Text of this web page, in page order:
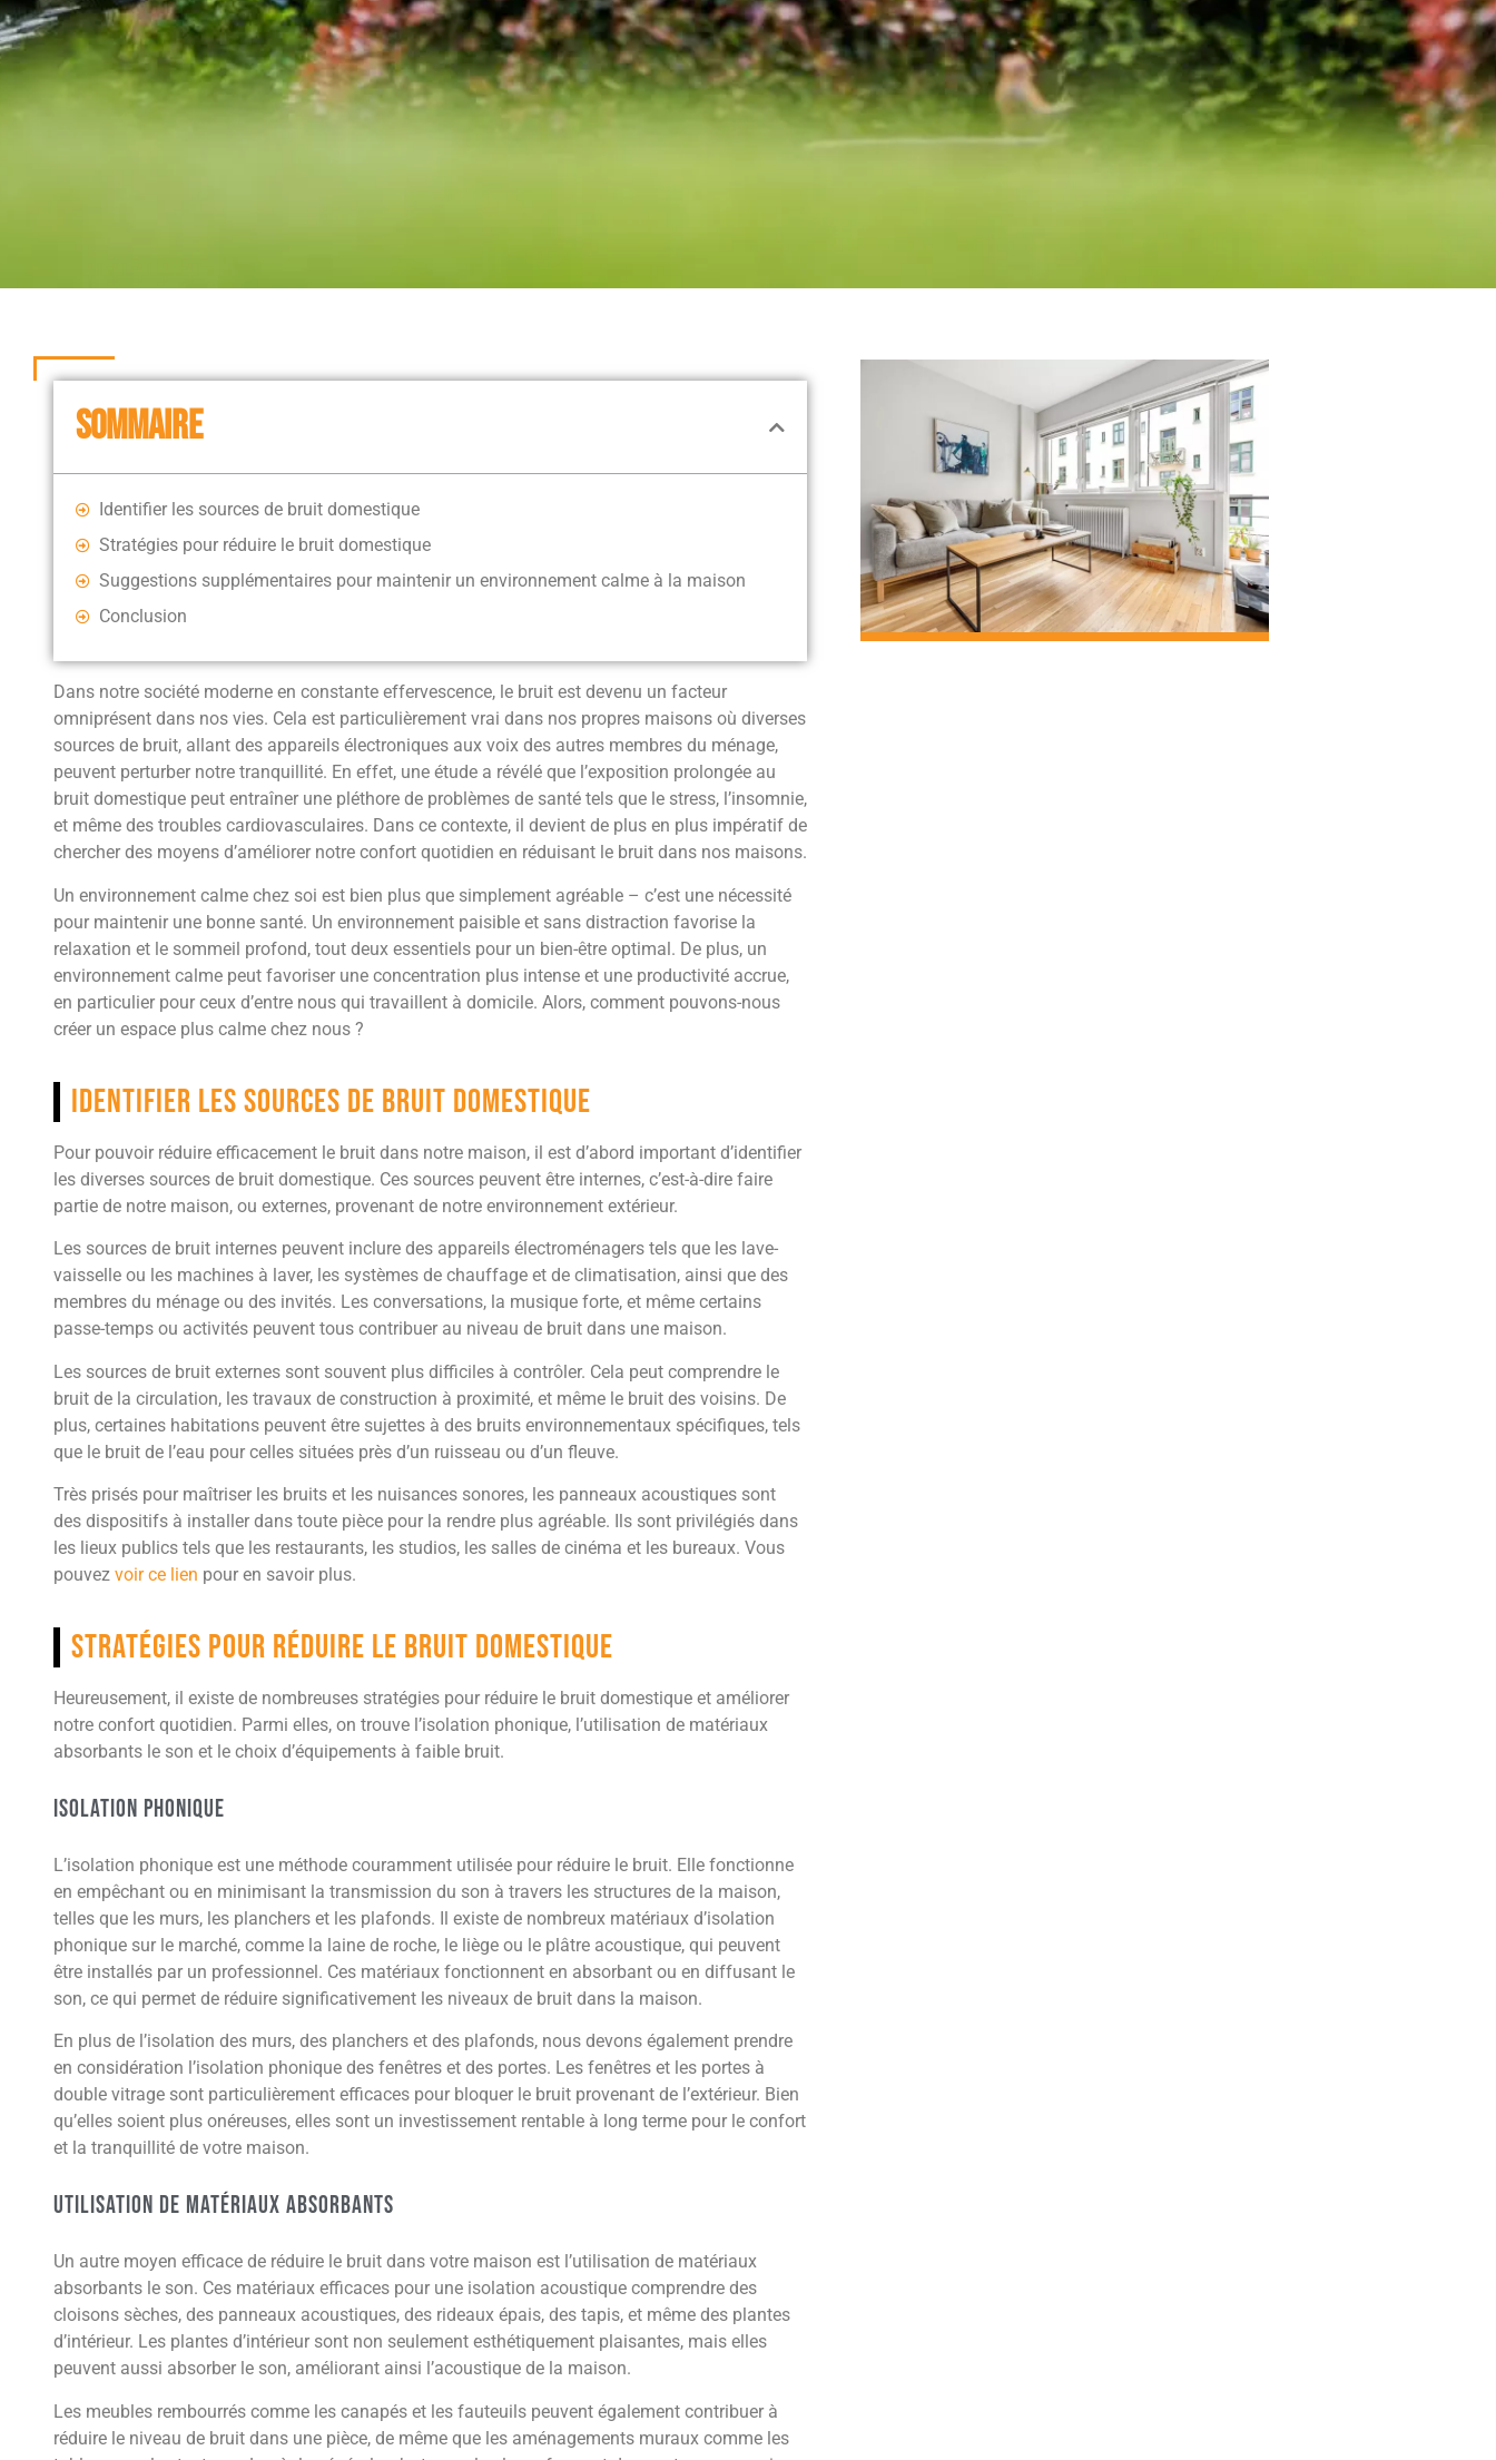
SOMMAIRE
Identifier les sources de bruit domestique
Stratégies pour réduire le bruit domestique
Suggestions supplémentaires pour maintenir un environnement calme à la maison
Conclusion
Dans notre société moderne en constante effervescence, le bruit est devenu un facteur
omniprésent dans nos vies. Cela est particulièrement vrai dans nos propres maisons où diverses
sources de bruit, allant des appareils électroniques aux voix des autres membres du ménage,
peuvent perturber notre tranquillité. En effet, une étude a révélé que l’exposition prolongée au
bruit domestique peut entraîner une pléthore de problèmes de santé tels que le stress, l’insomnie,
et même des troubles cardiovasculaires. Dans ce contexte, il devient de plus en plus impératif de
chercher des moyens d’améliorer notre confort quotidien en réduisant le bruit dans nos maisons.
Un environnement calme chez soi est bien plus que simplement agréable – c’est une nécessité
pour maintenir une bonne santé. Un environnement paisible et sans distraction favorise la
relaxation et le sommeil profond, tout deux essentiels pour un bien-être optimal. De plus, un
environnement calme peut favoriser une concentration plus intense et une productivité accrue,
en particulier pour ceux d’entre nous qui travaillent à domicile. Alors, comment pouvons-nous
créer un espace plus calme chez nous ?
Identifier les sources de bruit domestique
Pour pouvoir réduire efficacement le bruit dans notre maison, il est d’abord important d’identifier
les diverses sources de bruit domestique. Ces sources peuvent être internes, c’est-à-dire faire
partie de notre maison, ou externes, provenant de notre environnement extérieur.
Les sources de bruit internes peuvent inclure des appareils électroménagers tels que les lave-
vaisselle ou les machines à laver, les systèmes de chauffage et de climatisation, ainsi que des
membres du ménage ou des invités. Les conversations, la musique forte, et même certains
passe-temps ou activités peuvent tous contribuer au niveau de bruit dans une maison.
Les sources de bruit externes sont souvent plus difficiles à contrôler. Cela peut comprendre le
bruit de la circulation, les travaux de construction à proximité, et même le bruit des voisins. De
plus, certaines habitations peuvent être sujettes à des bruits environnementaux spécifiques, tels
que le bruit de l’eau pour celles situées près d’un ruisseau ou d’un fleuve.
Très prisés pour maîtriser les bruits et les nuisances sonores, les panneaux acoustiques sont
des dispositifs à installer dans toute pièce pour la rendre plus agréable. Ils sont privilégiés dans
les lieux publics tels que les restaurants, les studios, les salles de cinéma et les bureaux. Vous
pouvez voir ce lien pour en savoir plus.
Stratégies pour réduire le bruit domestique
Heureusement, il existe de nombreuses stratégies pour réduire le bruit domestique et améliorer
notre confort quotidien. Parmi elles, on trouve l’isolation phonique, l’utilisation de matériaux
absorbants le son et le choix d’équipements à faible bruit.
Isolation Phonique
L’isolation phonique est une méthode couramment utilisée pour réduire le bruit. Elle fonctionne
en empêchant ou en minimisant la transmission du son à travers les structures de la maison,
telles que les murs, les planchers et les plafonds. Il existe de nombreux matériaux d’isolation
phonique sur le marché, comme la laine de roche, le liège ou le plâtre acoustique, qui peuvent
être installés par un professionnel. Ces matériaux fonctionnent en absorbant ou en diffusant le
son, ce qui permet de réduire significativement les niveaux de bruit dans la maison.
En plus de l’isolation des murs, des planchers et des plafonds, nous devons également prendre
en considération l’isolation phonique des fenêtres et des portes. Les fenêtres et les portes à
double vitrage sont particulièrement efficaces pour bloquer le bruit provenant de l’extérieur. Bien
qu’elles soient plus onéreuses, elles sont un investissement rentable à long terme pour le confort
et la tranquillité de votre maison.
Utilisation de Matériaux Absorbants
Un autre moyen efficace de réduire le bruit dans votre maison est l’utilisation de matériaux
absorbants le son. Ces matériaux efficaces pour une isolation acoustique comprendre des
cloisons sèches, des panneaux acoustiques, des rideaux épais, des tapis, et même des plantes
d’intérieur. Les plantes d’intérieur sont non seulement esthétiquement plaisantes, mais elles
peuvent aussi absorber le son, améliorant ainsi l’acoustique de la maison.
Les meubles rembourrés comme les canapés et les fauteuils peuvent également contribuer à
réduire le niveau de bruit dans une pièce, de même que les aménagements muraux comme les